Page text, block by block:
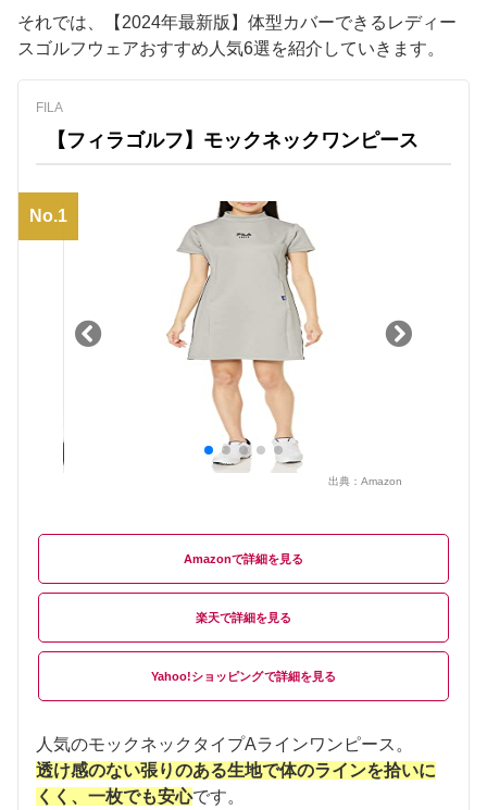
それでは、【2024年最新版】体型カバーできるレディー
スゴルフウェアおすすめ人気6選を紹介していきます。
FILA
【フィラゴルフ】モックネックワンピース
No.1
出典： Amazon
Amazon
楽天
Yahoo!ショッピング
人気のモックネックタイプAラインワンピース。
透け感のない張りのある生地で体のラインを拾いに
くく、一枚でも安心です。